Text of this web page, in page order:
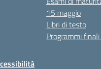
15 maggio
Libri di testo
Programmi